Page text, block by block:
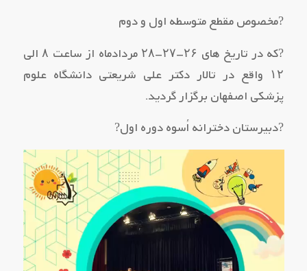
?مخصوص مقطع متوسطه اول و دوم
?که در تاریخ های ۲۶-۲۷-۲۸ مردادماه از ساعت ۸ الی
۱۲ واقع در تالار دکتر علی شریعتی دانشگاه علوم
پزشکی اصفهان برگزار گردید.
?دبیرستان دخترانه اُسوه دوره اول?